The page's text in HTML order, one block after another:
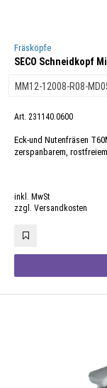
Fräsköpfe
SECO Schneidkopf
Art. 231140.0600
Eck-und Nutenfräsen
zerspanbarem,
inkl. MwSt
zzgl. Versandkosten